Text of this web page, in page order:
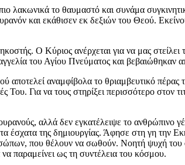
λακωνικά το θαυμαστό και συνάμα
και εκάθισεν εκ δεξιών του Θεού.
Ο Κύριος ανέρχεται για να μας
του Αγίου Πνεύματος και βεβαιώθηκαν
αναμφίβολα το θριαμβευτικό πέρας
Του. Για να τους στηρίξει περισσότερο
αλλά δεν εγκατέλειψε το ανθρώπινο
έσχατα της δημιουργίας. Άφησε στη γη την
που θέλουν να σωθούν. Νοητή ψυχή
παραμείνει ως τη συντέλεια του κόσμου.